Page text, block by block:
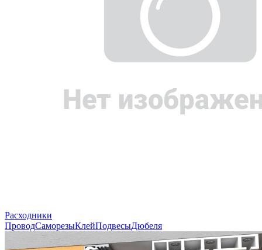
Расходники
ПроводСаморезыКлейПодвесыДюбеля